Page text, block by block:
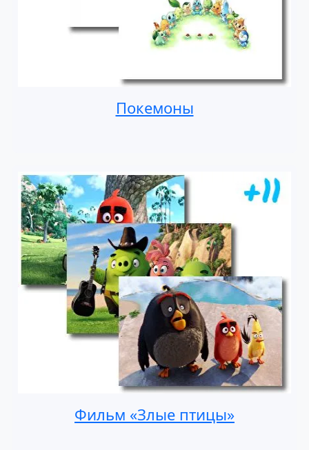
Покемоны
Фильм «Злые птицы»